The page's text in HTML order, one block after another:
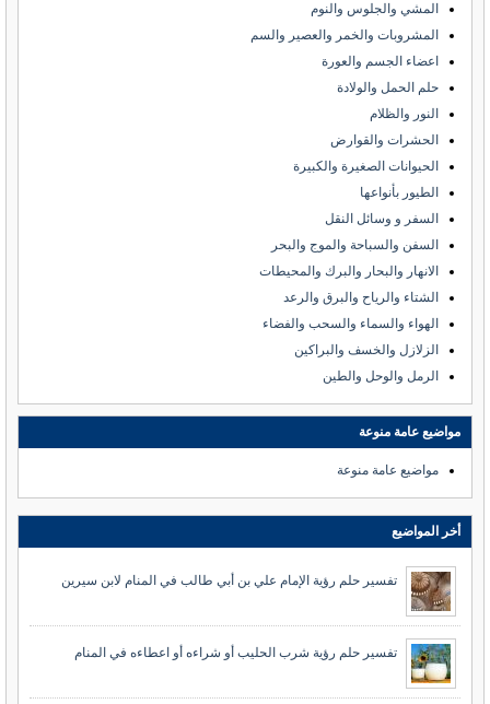
المشي والجلوس والنوم
المشروبات والخمر والعصير والسم
اعضاء الجسم والعورة
حلم الحمل والولادة
النور والظلام
الحشرات والقوارض
الحيوانات الصغيرة والكبيرة
الطيور بأنواعها
السفر و وسائل النقل
السفن والسباحة والموج والبحر
الانهار والبحار والبرك والمحيطات
الشتاء والرياح والبرق والرعد
الهواء والسماء والسحب والفضاء
الزلازل والخسف والبراكين
الرمل والوحل والطين
مواضيع عامة منوعة
مواضيع عامة منوعة
أخر المواضيع
تفسير حلم رؤية الإمام علي بن أبي طالب في المنام لابن سيرين
تفسير حلم رؤية شرب الحليب أو شراءه أو اعطاءه في المنام